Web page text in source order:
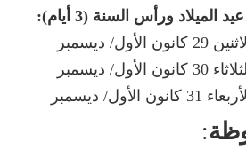
الميلاد ورأس السنة (3 أيام):
الاثنين 29 كانون الأول/ ديسمبر
الثلاثاء 30 كانون الأول/ ديسمبر
الأربعاء 31 كانون الأول/ ديسمبر
: